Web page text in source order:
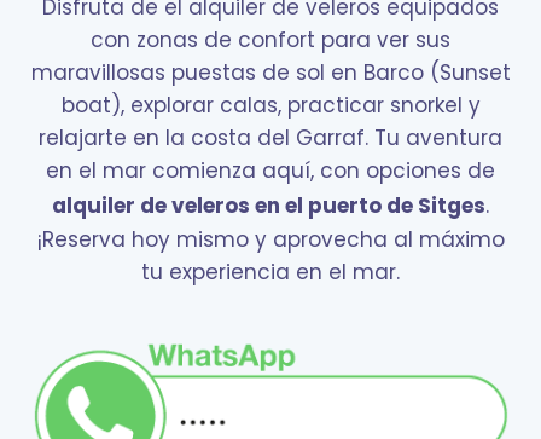
Disfruta de el alquiler de veleros equipados
con zonas de confort para ver sus
maravillosas puestas de sol en Barco (Sunset
boat), explorar calas, practicar snorkel y
relajarte en la costa del Garraf. Tu aventura
en el mar comienza aquí, con opciones de
alquiler de veleros en el puerto de Sitges.
¡Reserva hoy mismo y aprovecha al máximo
tu experiencia en el mar.